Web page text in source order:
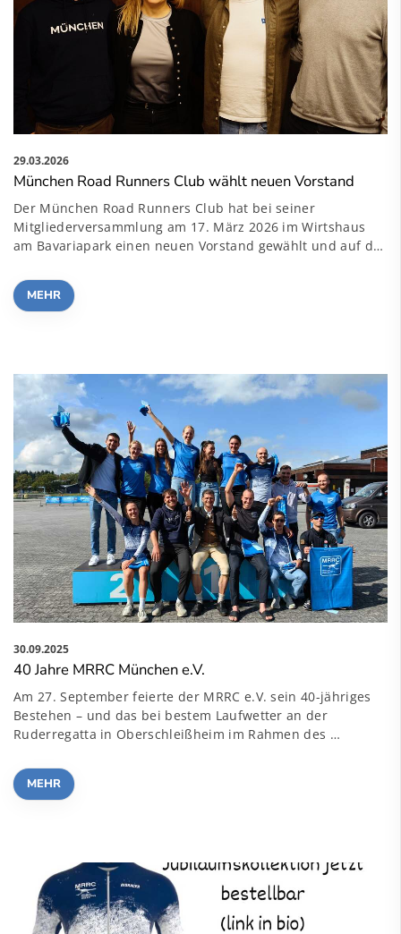
29.03.2026
München Road Runners Club wählt neuen Vorstand
Der München Road Runners Club hat bei seiner
Mitgliederversammlung am 17. März 2026 im Wirtshaus
am Bavariapark einen neuen Vorstand gewählt und auf d…
MEHR
30.09.2025
40 Jahre MRRC München e.V.
Am 27. September feierte der MRRC e.V. sein 40-jähriges
Bestehen – und das bei bestem Laufwetter an der
Ruderregatta in Oberschleißheim im Rahmen des …
MEHR